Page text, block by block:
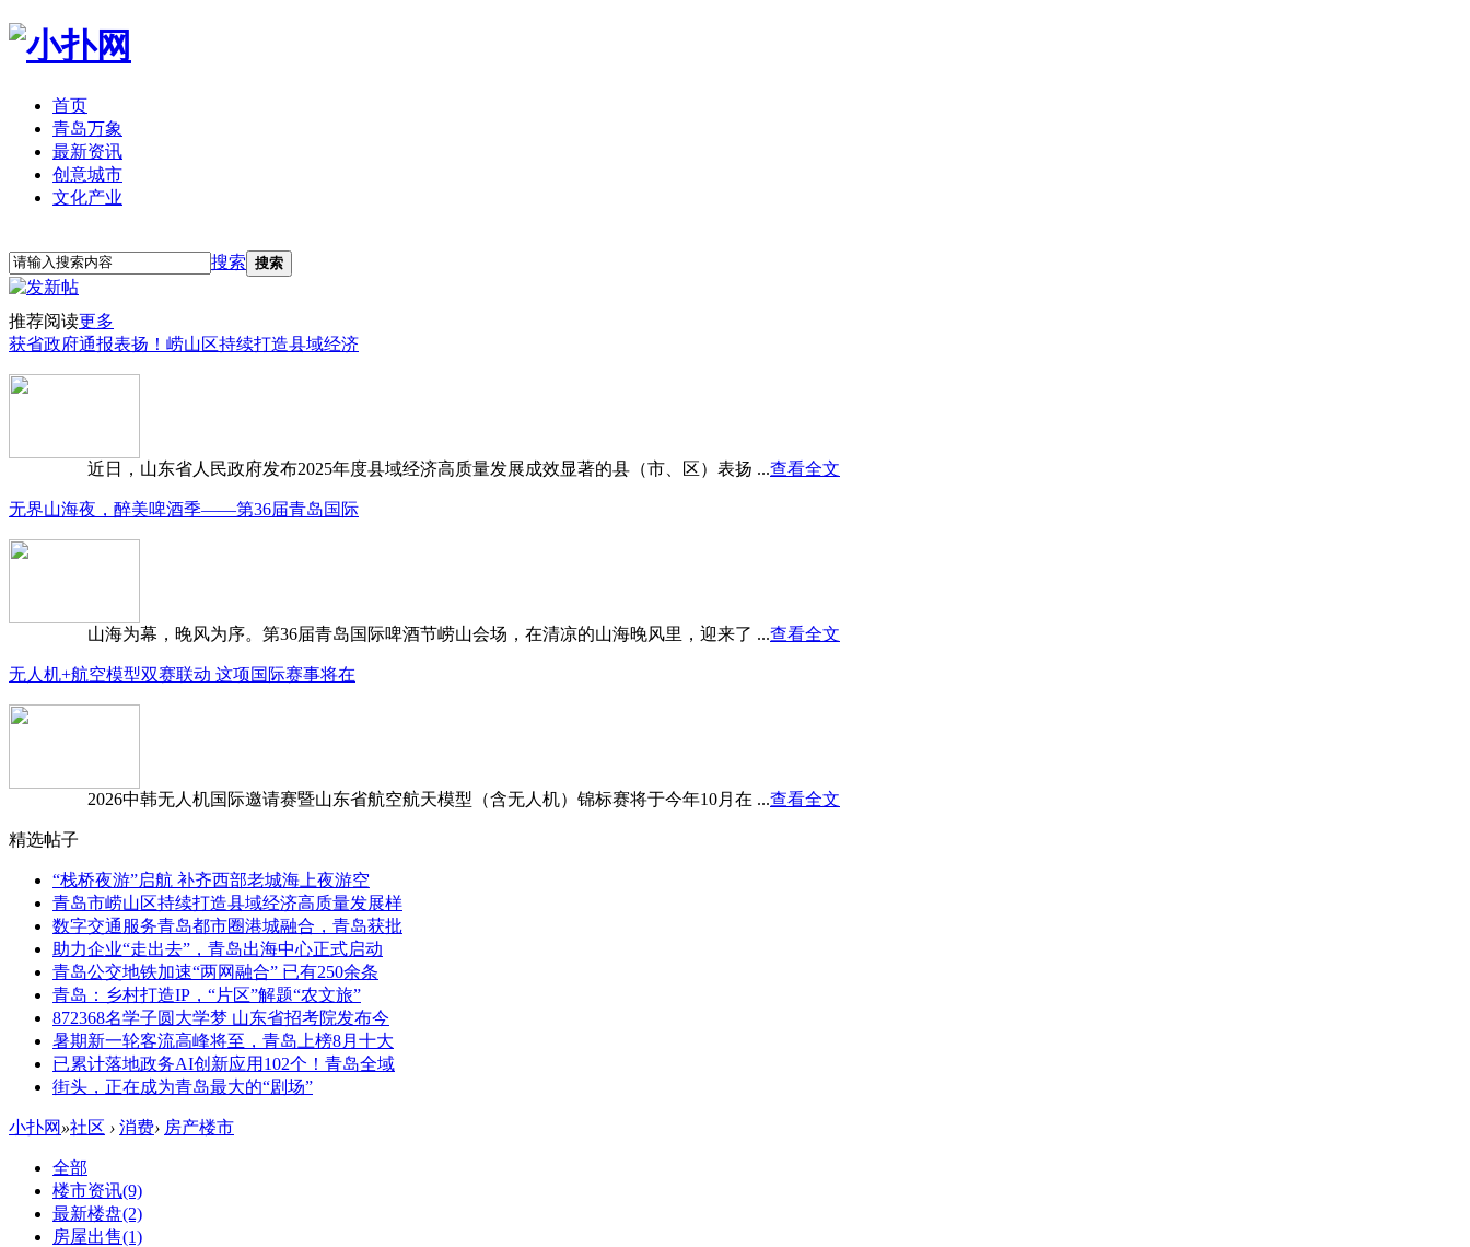
首页
青岛万象
最新资讯
创意城市
文化产业
搜索 搜索
推荐阅读更多
获省政府通报表扬！崂山区持续打造县域经济
近日，山东省人民政府发布2025年度县域经济高质量发展成效显著的县（市、区）表扬 ...查看全文
无界山海夜，醉美啤酒季——第36届青岛国际
山海为幕，晚风为序。第36届青岛国际啤酒节崂山会场，在清凉的山海晚风里，迎来了 ...查看全文
无人机+航空模型双赛联动 这项国际赛事将在
2026中韩无人机国际邀请赛暨山东省航空航天模型（含无人机）锦标赛将于今年10月在 ...查看全文
精选帖子
“栈桥夜游”启航 补齐西部老城海上夜游空
青岛市崂山区持续打造县域经济高质量发展样
数字交通服务青岛都市圈港城融合，青岛获批
助力企业“走出去”，青岛出海中心正式启动
青岛公交地铁加速“两网融合” 已有250余条
青岛：乡村打造IP，“片区”解题“农文旅”
872368名学子圆大学梦 山东省招考院发布今
暑期新一轮客流高峰将至，青岛上榜8月十大
已累计落地政务AI创新应用102个！青岛全域
街头，正在成为青岛最大的“剧场”
小扑网 »社区 › 消费› 房产楼市
全部
楼市资讯(9)
最新楼盘(2)
房屋出售(1)